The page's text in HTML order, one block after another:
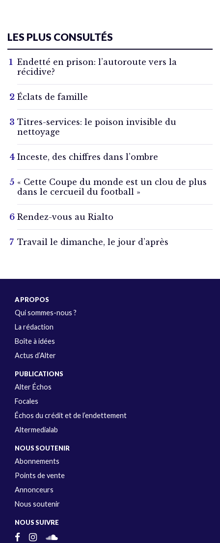
LES PLUS CONSULTÉS
Endetté en prison: l’autoroute vers la
récidive?
Éclats de famille
Titres-services: le poison invisible du
nettoyage
Inceste, des chiffres dans l’ombre
« Cette Coupe du monde est un clou de plus
dans le cercueil du football »
Rendez-vous au Rialto
Travail le dimanche, le jour d’après
A PROPOS
Qui sommes-nous ?
La rédaction
Boîte à idées
Actus d’Alter
PUBLICATIONS
Alter Échos
Focales
Échos du crédit et de l’endettement
Altermedialab
NOUS SOUTENIR
Abonnements
Points de vente
Annonceurs
Nous soutenir
NOUS SUIVRE